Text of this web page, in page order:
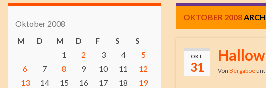
OKTOBER 2008
OKT.
31 Von Bergaboe
Oktober 2008
M
D M D F S
S
1
2 3 4
5
6
7 8 9 10 11
12
13
14 15 16 17 18
19